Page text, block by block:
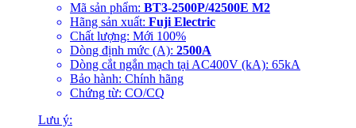
Mã sản phẩm: BT3-2500P/42500E M2
Hãng sản xuất: Fuji Electric
Chất lượng: Mới 100%
Dòng định mức (A): 2500A
Dòng cắt ngắn mạch tại AC400V (kA): 65kA
Bảo hành: Chính hãng
Chứng từ: CO/CQ
Lưu ý: